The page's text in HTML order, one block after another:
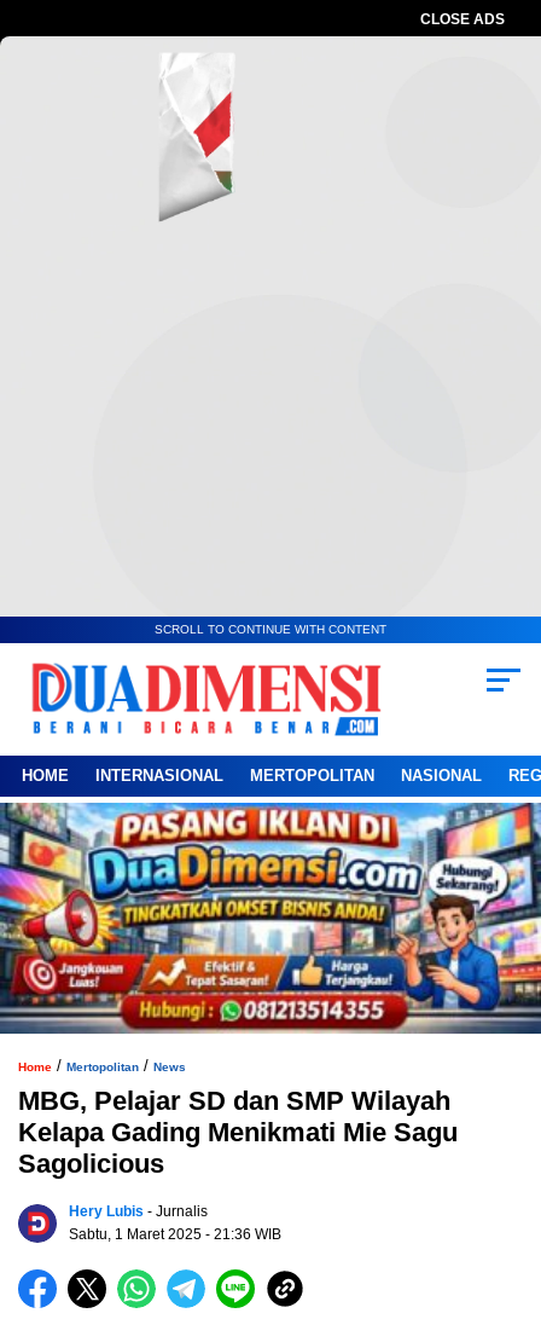
CLOSE ADS
SCROLL TO CONTINUE WITH CONTENT
HOME INTERNASIONAL MERTOPOLITAN NASIONAL
Home / Mertopolitan / News
MBG, Pelajar SD dan SMP Wilayah
Kelapa Gading Menikmati Mie Sagu
Sagolicious
Hery Lubis - Jurnalis
Sabtu, 1 Maret 2025 - 21:36 WIB